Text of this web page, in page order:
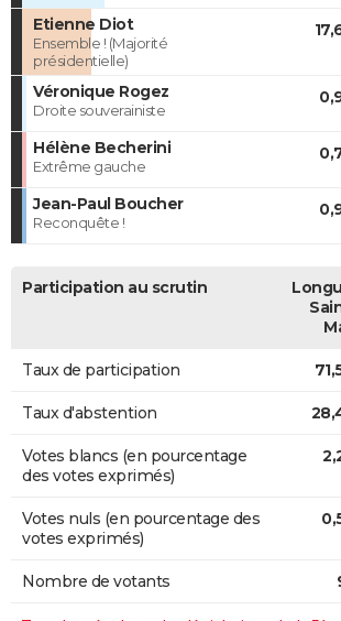
Etienne Diot
Ensemble ! (Majorité
présidentielle)
Véronique Rogez
Droite souverainiste
Hélène Becherini
Extrême gauche
Jean-Paul Boucher
Reconquête !
Participation au scrutin
Taux de participation
Taux d'abstention
Votes blancs (en pourcentage
des votes exprimés)
Votes nuls (en pourcentage des
votes exprimés)
Nombre de votants